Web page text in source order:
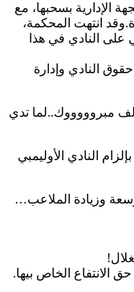
الإدارية بسحبها، مع
انتهت المحكمة،
على النادي في هذا
النادي وإدارة
مبروووووك..لما تدي
النادي الأوليمبي
وزيادة الملاعب…
الانتفاع الخاص بيها.